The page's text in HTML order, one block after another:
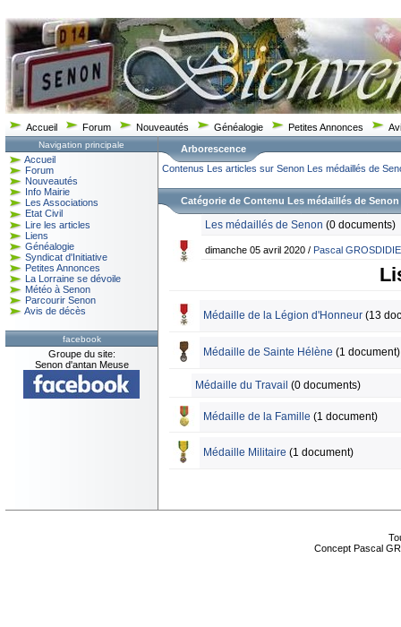
Accueil Forum Nouveautés Généalogie Petites Annonces
Navigation principale
Accueil
Forum
Nouveautés
Info Mairie
Les Associations
Etat Civil
Lire les articles
Liens
Généalogie
Syndicat d'Initiative
Petites Annonces
La Lorraine se dévoile
Météo à Senon
Parcourir Senon
Avis de décès
facebook
Groupe du site:
Senon d'antan Meuse
Arborescence
Contenus Les articles sur Senon Les médaillés de
Catégorie de Contenu Les médaillés de Senon
Les médaillés de Senon (0 documents)
dimanche 05 avril 2020 / Pascal
Médaille de la Légion d'Honneur(13
Médaille de Sainte Hélène (1 document)
Médaille du Travail (0 documents)
Médaille de la Famille (1 document)
Médaille Militaire (1 document)
Concept Pascal